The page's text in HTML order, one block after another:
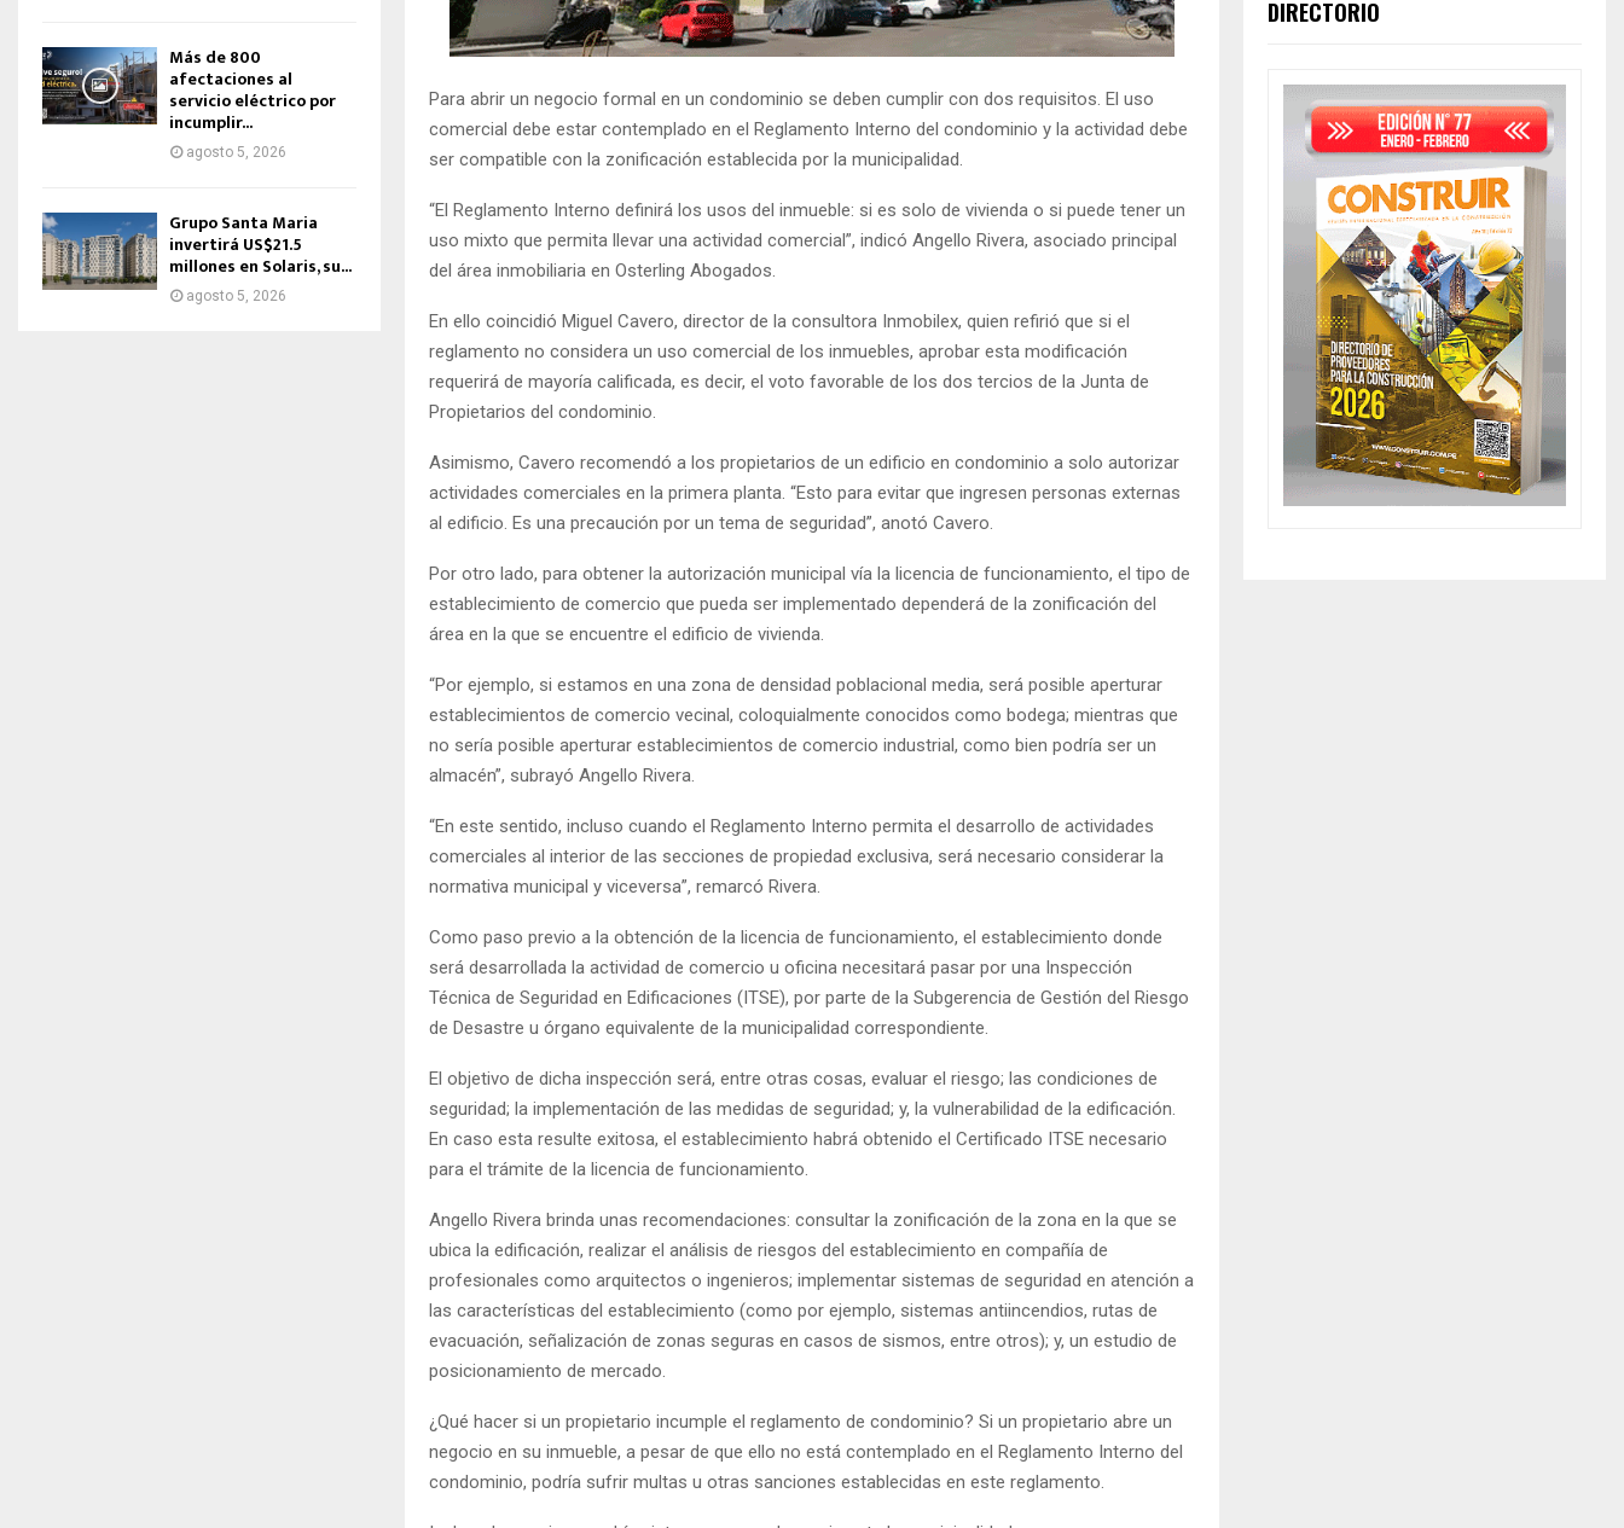
Para abrir un negocio formal en un condominio se deben cumplir con dos requisitos. El uso
comercial debe estar contemplado en el Reglamento Interno del condominio y la actividad debe
ser compatible con la zonificación establecida por la municipalidad.
“El Reglamento Interno definirá los usos del inmueble: si es solo de vivienda o si puede tener un
uso mixto que permita llevar una actividad comercial”, indicó Angello Rivera, asociado principal
del área inmobiliaria en Osterling Abogados.
En ello coincidió Miguel Cavero, director de la consultora Inmobilex, quien refirió que si el
reglamento no considera un uso comercial de los inmuebles, aprobar esta modificación
requerirá de mayoría calificada, es decir, el voto favorable de los dos tercios de la Junta de
Propietarios del condominio.
Asimismo, Cavero recomendó a los propietarios de un edificio en condominio a solo autorizar
actividades comerciales en la primera planta. “Esto para evitar que ingresen personas externas
al edificio. Es una precaución por un tema de seguridad”, anotó Cavero.
Por otro lado, para obtener la autorización municipal vía la licencia de funcionamiento, el tipo de
establecimiento de comercio que pueda ser implementado dependerá de la zonificación del
área en la que se encuentre el edificio de vivienda.
“Por ejemplo, si estamos en una zona de densidad poblacional media, será posible aperturar
establecimientos de comercio vecinal, coloquialmente conocidos como bodega; mientras que
no sería posible aperturar establecimientos de comercio industrial, como bien podría ser un
almacén”, subrayó Angello Rivera.
“En este sentido, incluso cuando el Reglamento Interno permita el desarrollo de actividades
comerciales al interior de las secciones de propiedad exclusiva, será necesario considerar la
normativa municipal y viceversa”, remarcó Rivera.
Como paso previo a la obtención de la licencia de funcionamiento, el establecimiento donde
será desarrollada la actividad de comercio u oficina necesitará pasar por una Inspección
Técnica de Seguridad en Edificaciones (ITSE), por parte de la Subgerencia de Gestión del Riesgo
de Desastre u órgano equivalente de la municipalidad correspondiente.
El objetivo de dicha inspección será, entre otras cosas, evaluar el riesgo; las condiciones de
seguridad; la implementación de las medidas de seguridad; y, la vulnerabilidad de la edificación.
En caso esta resulte exitosa, el establecimiento habrá obtenido el Certificado ITSE necesario
para el trámite de la licencia de funcionamiento.
Angello Rivera brinda unas recomendaciones: consultar la zonificación de la zona en la que se
ubica la edificación, realizar el análisis de riesgos del establecimiento en compañía de
profesionales como arquitectos o ingenieros; implementar sistemas de seguridad en atención a
las características del establecimiento (como por ejemplo, sistemas antiincendios, rutas de
evacuación, señalización de zonas seguras en casos de sismos, entre otros); y, un estudio de
posicionamiento de mercado.
¿Qué hacer si un propietario incumple el reglamento de condominio? Si un propietario abre un
negocio en su inmueble, a pesar de que ello no está contemplado en el Reglamento Interno del
condominio, podría sufrir multas u otras sanciones establecidas en este reglamento.
Más de 800
afectaciones al
servicio eléctrico por
incumplir...
agosto 5, 2026
Grupo Santa Maria
invertirá US$21.5
millones en Solaris, su...
agosto 5, 2026
DIRECTORIO